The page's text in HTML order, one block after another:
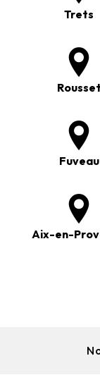
Trets
Rousset
Fuveau
Aix-en-